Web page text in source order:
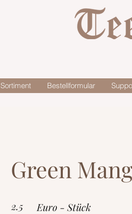
Sortiment Bestellformular
Green
2.5 Euro - Stück